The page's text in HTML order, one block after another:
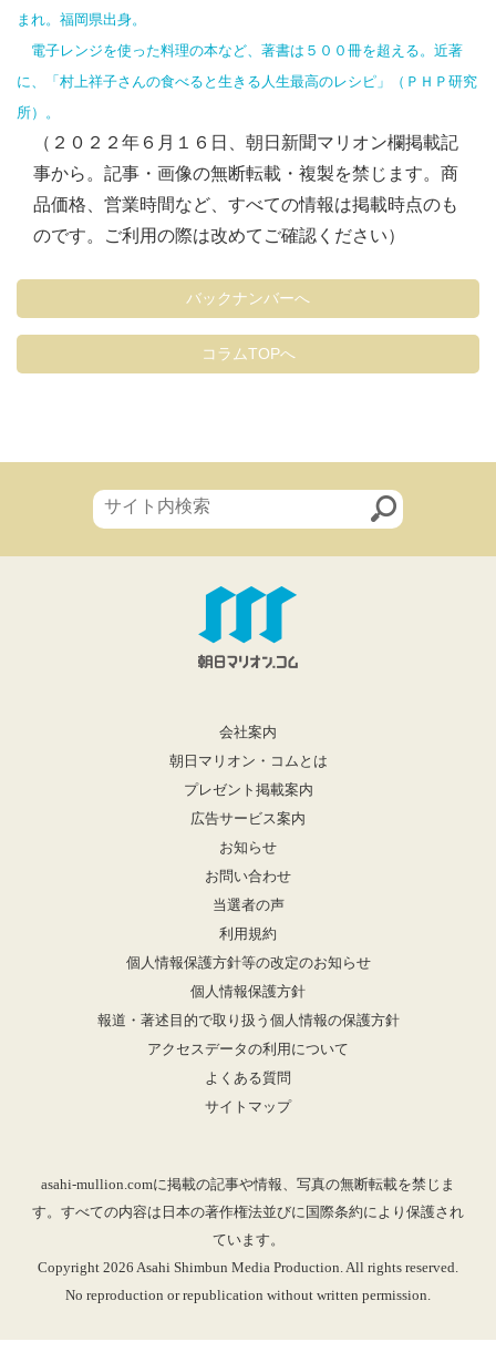
まれ。福岡県出身。
電子レンジを使った料理の本など、著書は５００冊を超える。近著
に、「村上祥子さんの食べると生きる人生最高のレシピ」（ＰＨＰ研究
所）。
（２０２２年６月１６日、朝日新聞マリオン欄掲載記
事から。記事・画像の無断転載・複製を禁じます。商
品価格、営業時間など、すべての情報は掲載時点のも
のです。ご利用の際は改めてご確認ください）
バックナンバーへ
コラムTOPへ
会社案内
朝日マリオン・コムとは
プレゼント掲載案内
広告サービス案内
お知らせ
お問い合わせ
当選者の声
利用規約
個人情報保護方針等の改定のお知らせ
個人情報保護方針
報道・著述目的で取り扱う個人情報の保護方針
アクセスデータの利用について
よくある質問
サイトマップ
asahi-mullion.comに掲載の記事や情報、写真の無断転載を禁じま
す。すべての内容は日本の著作権法並びに国際条約により保護され
ています。
Copyright 2026 Asahi Shimbun Media Production. All rights reserved.
No reproduction or republication without written permission.